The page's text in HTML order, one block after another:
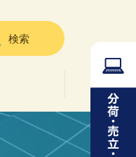
検索